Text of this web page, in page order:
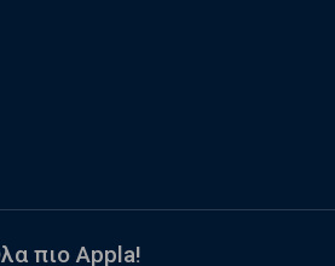
πιο Appla!